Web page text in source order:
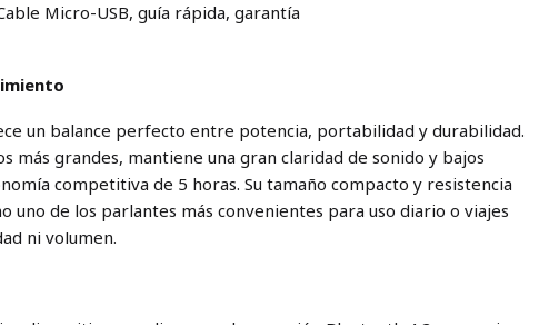
Micro-USB, guía rápida, garantía
un balance perfecto entre potencia, portabilidad y durabilidad.
más grandes, mantiene una gran claridad de sonido y bajos
competitiva de 5 horas. Su tamaño compacto y resistencia
uno de los parlantes más convenientes para uso diario o viajes
ni volumen.